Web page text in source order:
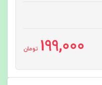
199,000 تومان